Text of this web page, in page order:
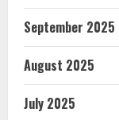
September 2025
August 2025
July 2025